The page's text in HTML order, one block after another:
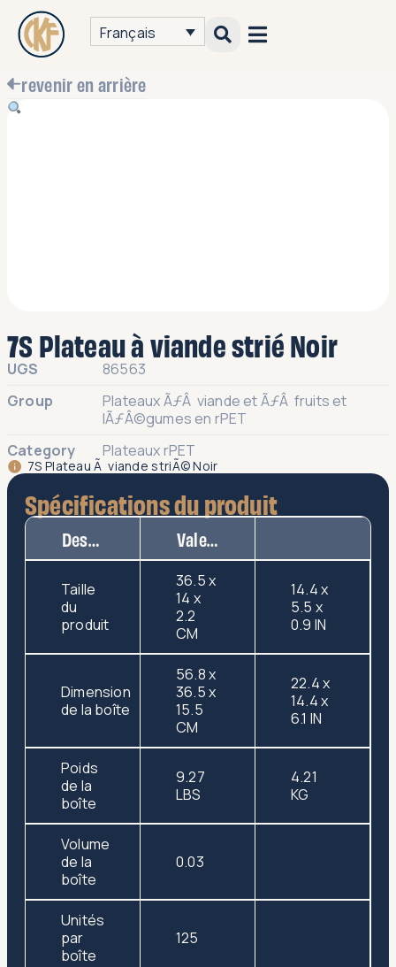
Français
revenir en arrière
7S Plateau à viande strié Noir
UGS
86563
Group
Plateaux ÃƒÂ viande et ÃƒÂ fruits et
lÃƒÂ©gumes en rPET
Category
Plateaux rPET
7S Plateau Ã viande striÃ© Noir
Spécifications du produit
Description Valeur
Taille
du
produit
36.5 x
14 x
2.2
CM
14.4 x
5.5 x
0.9 IN
Dimension
de la boîte
56.8 x
36.5 x
15.5
CM
22.4 x
14.4 x
6.1 IN
Poids
de la
boîte
9.27
LBS
4.21
KG
Volume
de la
boîte
0.03
Unités
par
boîte
125